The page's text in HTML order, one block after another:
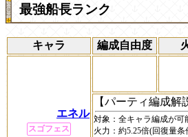
最強船長ランク
キャラ 編成自由度
エネル
スゴフェス
【パーティ編成解
対象： 全キャラ編成が可
火力： 約5.25倍(回復量条